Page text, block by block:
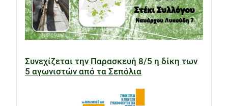
Συνεχίζεται την Παρασκευή 8/5 η δίκη των
5 αγωνιστών από τα Σεπόλια